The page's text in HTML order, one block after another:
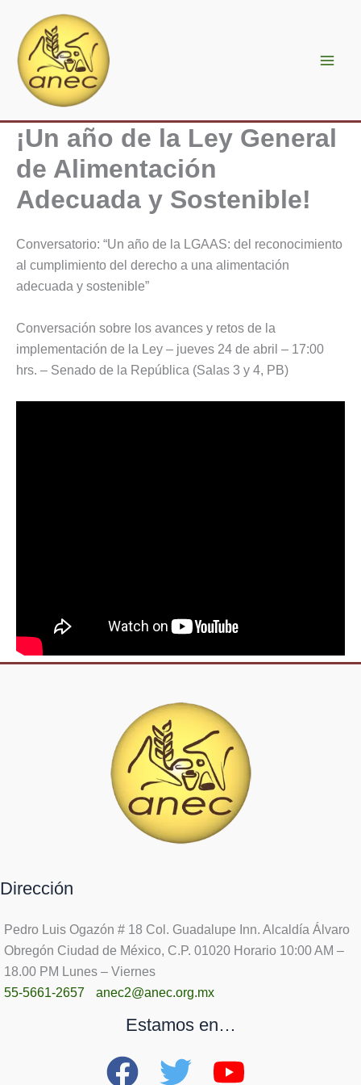
contenido
¡Un año de la Ley General
de Alimentación
Adecuada y Sostenible!
Conversatorio: “Un año de la LGAAS: del reconocimiento
al cumplimiento del derecho a una alimentación
adecuada y sostenible”
Conversación sobre los avances y retos de la
implementación de la Ley – jueves 24 de abril – 17:00
hrs. – Senado de la República (Salas 3 y 4, PB)
Dirección
Pedro Luis Ogazón # 18 Col. Guadalupe Inn. Alcaldía Álvaro
Obregón Ciudad de México, C.P. 01020 Horario 10:00 AM –
18.00 PM Lunes – Viernes
55-5661-2657
anec2@anec.org.mx
Estamos en…